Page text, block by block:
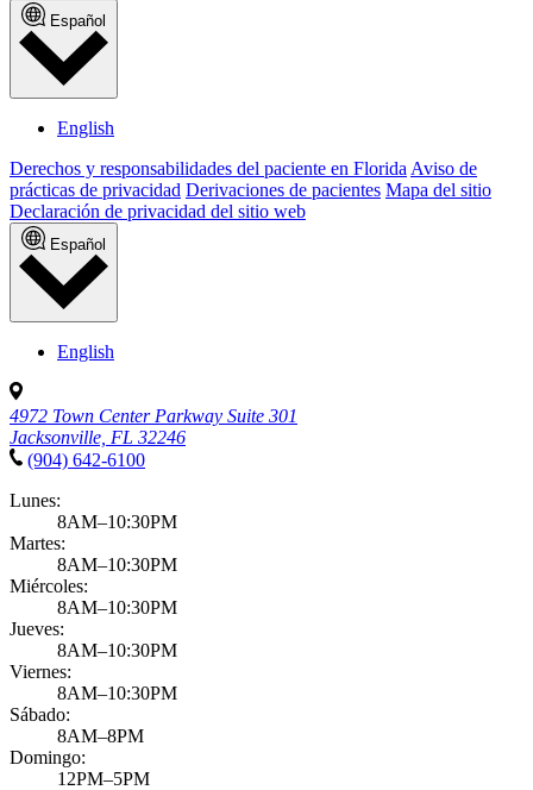
Español
English
Derechos y responsabilidades del paciente en Florida Aviso de
prácticas de privacidad Derivaciones de pacientes Mapa del sitio
Declaración de privacidad del sitio web
Español
English
4972 Town Center Parkway Suite 301
Jacksonville, FL 32246
(904) 642-6100
Lunes:
8AM–10:30PM
Martes:
8AM–10:30PM
Miércoles:
8AM–10:30PM
Jueves:
8AM–10:30PM
Viernes:
8AM–10:30PM
Sábado:
8AM–8PM
Domingo:
12PM–5PM